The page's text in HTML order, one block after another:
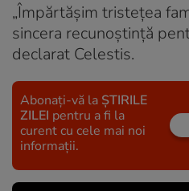
„Împărtășim tristețea
sincera recunoștință
declarat Celestis.
Abonați-vă la ȘTIRILE
ZILEI pentru a fi la
curent cu cele mai noi
informații.